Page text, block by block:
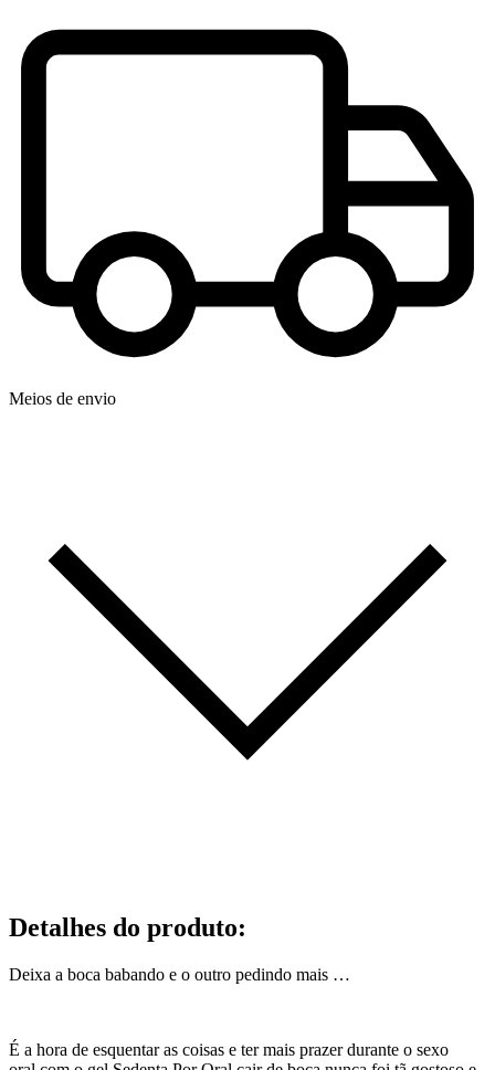
Meios de envio
Detalhes do produto:
Deixa a boca babando e o outro pedindo mais …
É a hora de esquentar as coisas e ter mais prazer durante o sexo